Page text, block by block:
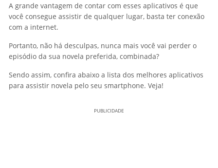
A grande vantagem de contar com esses aplicativos é que
você consegue assistir de qualquer lugar, basta ter conexão
com a internet.
Portanto, não há desculpas, nunca mais você vai perder o
episódio da sua novela preferida, combinada?
Sendo assim, confira abaixo a lista dos melhores aplicativos
para assistir novela pelo seu smartphone. Veja!
PUBLICIDADE